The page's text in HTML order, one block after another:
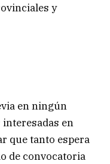
y
en ningún
en
que tanto espera
de convocatoria